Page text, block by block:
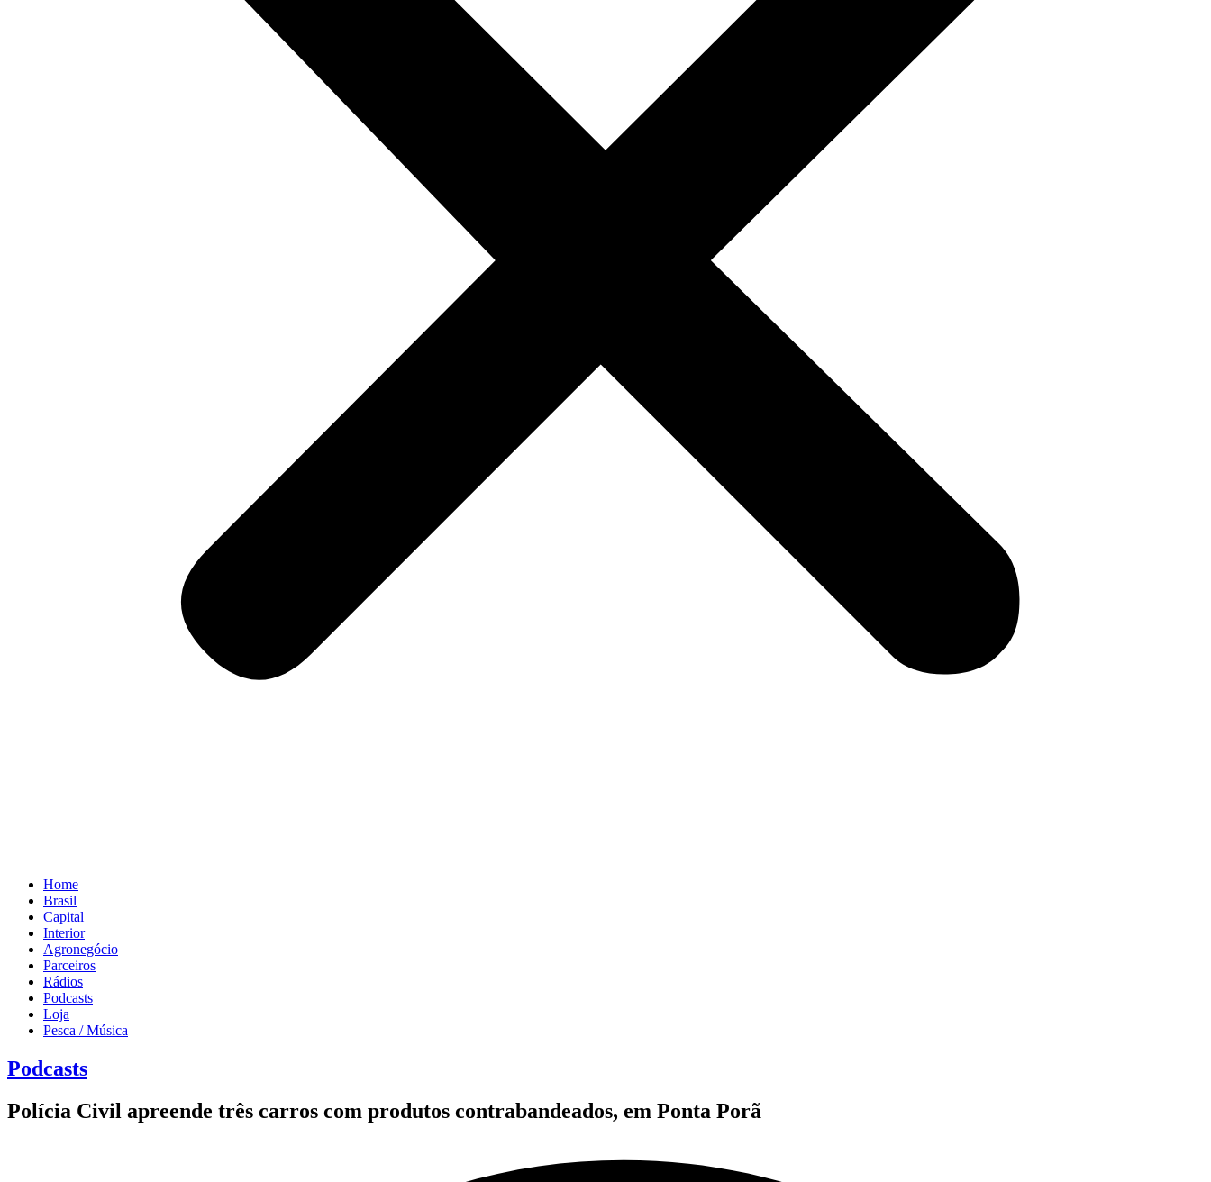
Home
Brasil
Capital
Interior
Agronegócio
Parceiros
Rádios
Podcasts
Loja
Pesca / Música
Podcasts
Polícia Civil apreende três carros com produtos contrabandeados, em Ponta Porã